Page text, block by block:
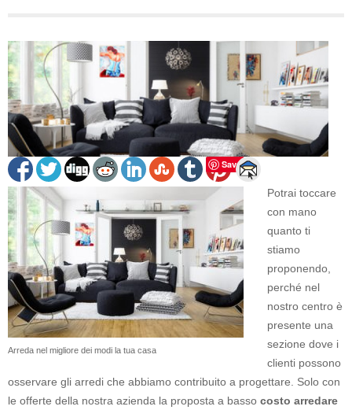
Save
Arreda nel migliore dei modi la tua casa
Potrai toccare
con mano
quanto ti
stiamo
proponendo,
perché nel
nostro centro è
presente una
sezione dove i
clienti possono
osservare gli arredi che abbiamo contribuito a progettare. Solo con
le offerte della nostra azienda la proposta a basso costo arredare